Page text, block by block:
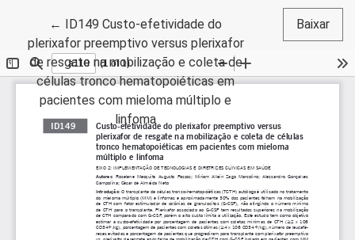
← Voltar aos Detalhes do Artigo
ID149 Custo-efetividade do
plerixafor preemptivo versus plerixafor
de resgate na mobilização e coleta de
células tronco hematopoiéticas em
pacientes com mieloma múltiplo e
linfoma
Baixar